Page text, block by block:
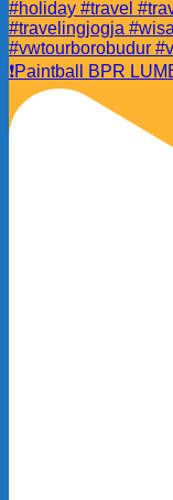
❗️Paintball BPR